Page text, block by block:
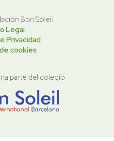
Bon Soleil
Legal
Privacidad
cookies
parte del colegio